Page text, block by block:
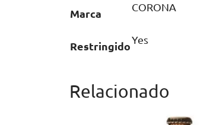
Marca
CORONA
Restringido
Yes
Relacionado